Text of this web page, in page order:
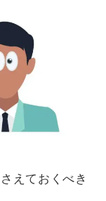
えておくべき